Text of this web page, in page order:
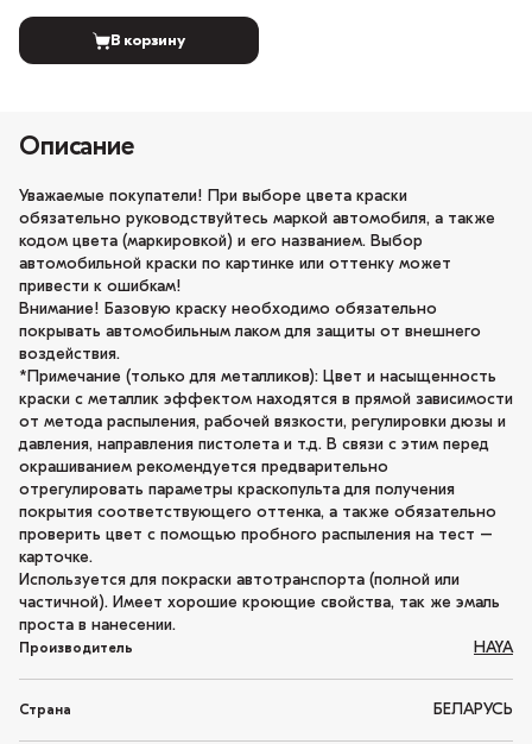
В корзину
Описание
Уважаемые покупатели! При выборе цвета краски
обязательно руководствуйтесь маркой автомобиля, а также
кодом цвета (маркировкой) и его названием. Выбор
автомобильной краски по картинке или оттенку может
привести к ошибкам!
Внимание! Базовую краску необходимо обязательно
покрывать автомобильным лаком для защиты от внешнего
воздействия.
*Примечание (только для металликов): Цвет и насыщенность
краски с металлик эффектом находятся в прямой зависимости
от метода распыления, рабочей вязкости, регулировки дюзы и
давления, направления пистолета и т.д. В связи с этим перед
окрашиванием рекомендуется предварительно
отрегулировать параметры краскопульта для получения
покрытия соответствующего оттенка, а также обязательно
проверить цвет с помощью пробного распыления на тест –
карточке.
Используется для покраски автотранспорта (полной или
частичной). Имеет хорошие кроющие свойства, так же эмаль
проста в нанесении.
Производитель HAYA
Страна БЕЛАРУСЬ